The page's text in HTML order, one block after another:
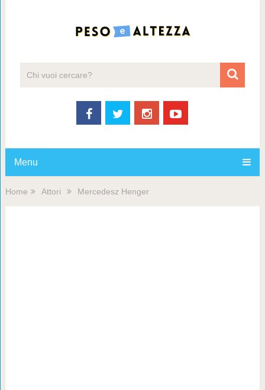
Menu
Home Attori Mercedesz Henger